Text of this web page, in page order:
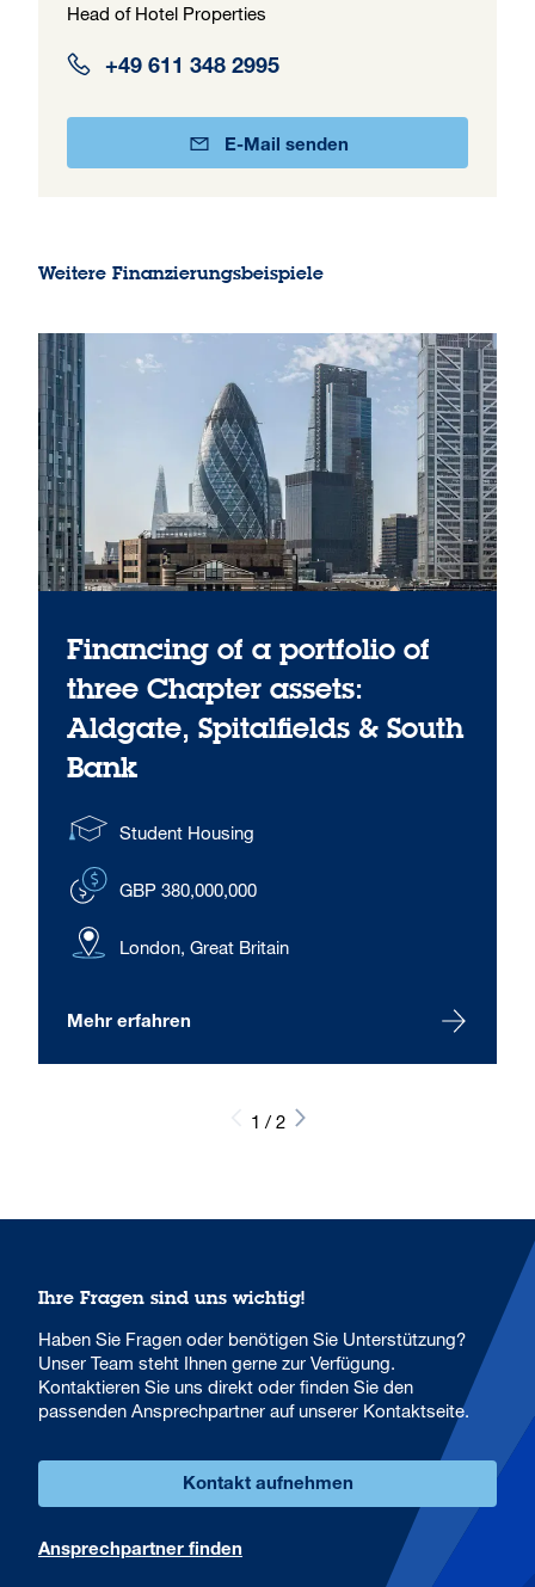
Head of Hotel Properties
+49 611 348 2995
E-Mail senden
Weitere Finanzierungsbeispiele
Financing of a portfolio of
three Chapter assets:
Aldgate, Spitalfields & South
Bank
Student Housing
GBP 380,000,000
London, Great Britain
Mehr erfahren
1 / 2
Ihre Fragen sind uns wichtig!
Haben Sie Fragen oder benötigen Sie Unterstützung?
Unser Team steht Ihnen gerne zur Verfügung.
Kontaktieren Sie uns direkt oder finden Sie den
passenden Ansprechpartner auf unserer Kontaktseite.
Kontakt aufnehmen
Ansprechpartner finden